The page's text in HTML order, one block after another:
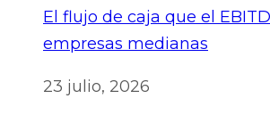
El flujo de caja que el
empresas medianas
23 julio, 2026